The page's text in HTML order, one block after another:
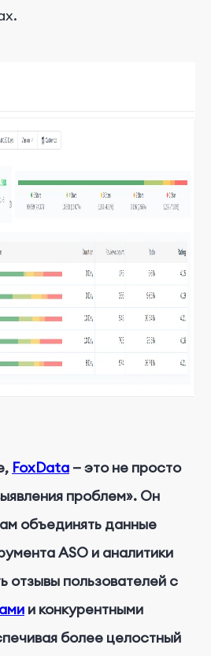
FoxData — это не просто
проблем». Он
объединять данные
ASO и аналитики
отзывы пользователей с
и конкурентными
более целостный